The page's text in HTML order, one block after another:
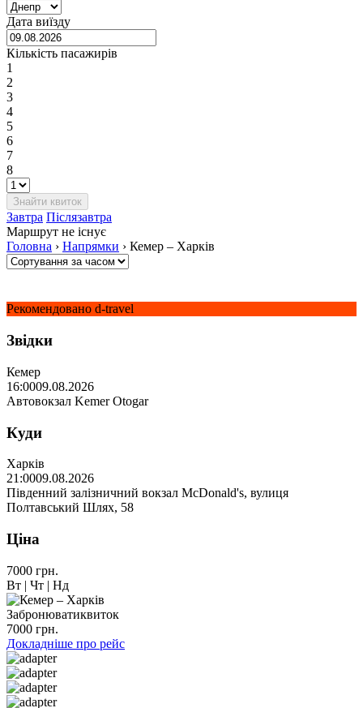
Дата виїзду
Кількість пасажирів
1
2
3
4
5
6
7
8
Завтра Післязавтра
Маршрут не існує
Головна › Напрямки › Кемер – Харків
Рекомендовано d-travel
Звідки
Кемер
16:0009.08.2026
Автовокзал Kemer Otogar
Куди
Харків
21:0009.08.2026
Південний залізничний вокзал McDonald's, вулиця
Полтавський Шлях, 58
Ціна
7000 грн.
Вт | Чт | Нд
Забронюватиквиток
7000 грн.
Докладніше про рейс